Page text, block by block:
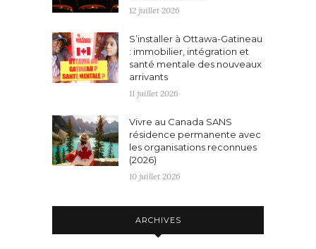
12 juillet 2026
S’installer à Ottawa-Gatineau
: immobilier, intégration et
santé mentale des nouveaux
arrivants
11 juillet 2026
Vivre au Canada SANS
résidence permanente avec
les organisations reconnues
(2026)
10 juillet 2026
ARCHIVES